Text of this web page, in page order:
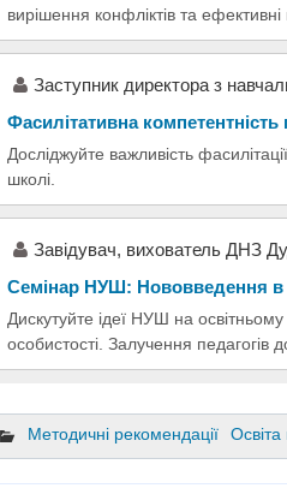
вирішення конфліктів та ефективні
Заступник директора з
Фасилітативна
Досліджуйте важливість
школі.
Завідувач, вихователь ДНЗ
Семінар НУШ: Нововведення в
Дискутуйте ідеї НУШ на
особистості. Залучення педагогів
Методичні рекомендації Освіта